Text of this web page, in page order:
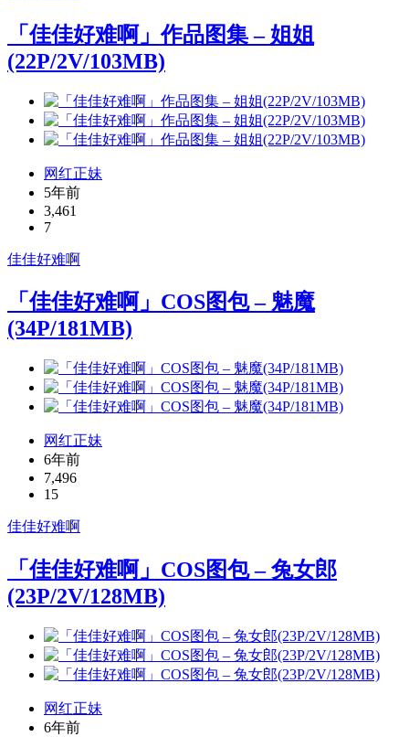
「佳佳好难啊」作品图集 – 姐姐
(22P/2V/103MB)
网红正妹
5年前
3,461
7
佳佳好难啊
「佳佳好难啊」COS图包 – 魅魔
(34P/181MB)
网红正妹
6年前
7,496
15
佳佳好难啊
「佳佳好难啊」COS图包 – 兔女郎
(23P/2V/128MB)
网红正妹
6年前